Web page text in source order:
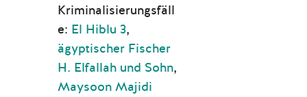
Kriminalisierungsfäll
e: El Hiblu 3,
ägyptischer Fischer
H. Elfallah und Sohn,
Maysoon Majidi